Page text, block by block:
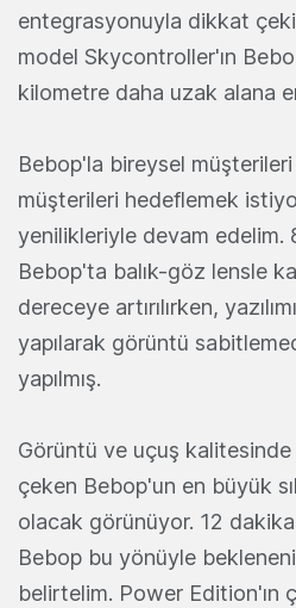
entegrasyonuyla dikkat
model Skycontroller'ın
kilometre daha uzak alana
Bebop'la bireysel
müşterileri hedeflemek
yenilikleriyle devam edelim.
Bebop'ta balık-göz lensle
dereceye artırılırken,
yapılarak görüntü
yapılmış.
Görüntü ve uçuş
çeken Bebop'un en büyük
olacak görünüyor. 12
Bebop bu yönüyle
belirtelim. Power Edition'ın